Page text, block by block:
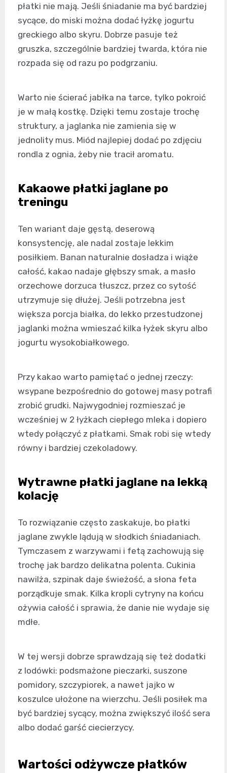
płatki nie mają. Jeśli śniadanie ma być bardziej
sycące, do miski można dodać łyżkę jogurtu
greckiego albo skyru. Dobrze pasuje też
gruszka, szczególnie bardziej twarda, która nie
rozpada się od razu po podgrzaniu.
Warto nie ścierać jabłka na tarce, tylko pokroić
je w małą kostkę. Dzięki temu zostaje trochę
struktury, a jaglanka nie zamienia się w
jednolity mus. Miód najlepiej dodać po zdjęciu
rondla z ognia, żeby nie tracił aromatu.
Kakaowe płatki jaglane po
treningu
Ten wariant daje gęstą, deserową
konsystencję, ale nadal zostaje lekkim
posiłkiem. Banan naturalnie dosładza i wiąże
całość, kakao nadaje głębszy smak, a masło
orzechowe dorzuca tłuszcz, przez co sytość
utrzymuje się dłużej. Jeśli potrzebna jest
większa porcja białka, do lekko przestudzonej
jaglanki można wmieszać kilka łyżek skyru albo
jogurtu wysokobiałkowego.
Przy kakao warto pamiętać o jednej rzeczy:
wsypane bezpośrednio do gotowej masy potrafi
zrobić grudki. Najwygodniej rozmieszać je
wcześniej w 2 łyżkach ciepłego mleka i dopiero
wtedy połączyć z płatkami. Smak robi się wtedy
równy i bardziej czekoladowy.
Wytrawne płatki jaglane na lekką
kolację
To rozwiązanie często zaskakuje, bo płatki
jaglane zwykle lądują w słodkich śniadaniach.
Tymczasem z warzywami i fetą zachowują się
trochę jak bardzo delikatna polenta. Cukinia
nawilża, szpinak daje świeżość, a słona feta
porządkuje smak. Kilka kropli cytryny na końcu
ożywia całość i sprawia, że danie nie wydaje się
mdłe.
W tej wersji dobrze sprawdzają się też dodatki
z lodówki: podsmażone pieczarki, suszone
pomidory, szczypiorek, a nawet jajko w
koszulce ułożone na wierzchu. Jeśli posiłek ma
być bardziej sycący, można zwiększyć ilość sera
albo dodać garść ciecierzycy.
Wartości odżywcze płatków